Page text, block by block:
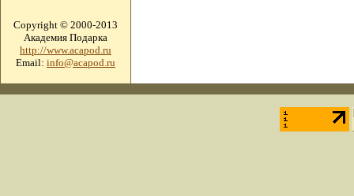
Copyright © 2000-2013
Академия Подарка
http://www.acapod.ru
Email: info@acapod.ru